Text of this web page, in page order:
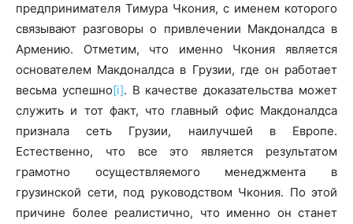
предпринимателя Тимура Чкония, с именем которого
связывают разговоры о привлечении Макдоналдса в
Армению. Отметим, что именно Чкония является
основателем Макдоналдса в Грузии, где он работает
весьма успешно[i]. В качестве доказательства может
служить и тот факт, что главный офис Макдоналдса
признала сеть Грузии, наилучшей в Европе.
Естественно, что все это является результатом
грамотно осуществляемого менеджмента в
грузинской сети, под руководством Чкония. По этой
причине более реалистично, что именно он станет